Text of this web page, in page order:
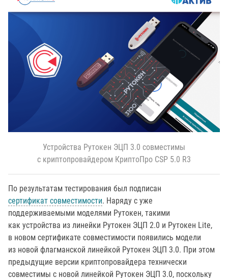
Устройства Рутокен ЭЦП 3.0 совместимы
с криптопровайдером КриптоПро CSP 5.0 R3
По результатам тестирования был подписан
сертификат совместимости. Наряду с уже
поддерживаемыми моделями Рутокен, такими
как устройства из линейки Рутокен ЭЦП 2.0 и Рутокен Lite,
в новом сертификате совместимости появились модели
из новой флагманской линейкой Рутокен ЭЦП 3.0. При этом
предыдущие версии криптопровайдера технически
совместимы с новой линейкой Рутокен ЭЦП 3.0, поскольку